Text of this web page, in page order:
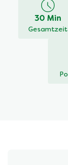
beträgt
30 Min
Gesamtzeit